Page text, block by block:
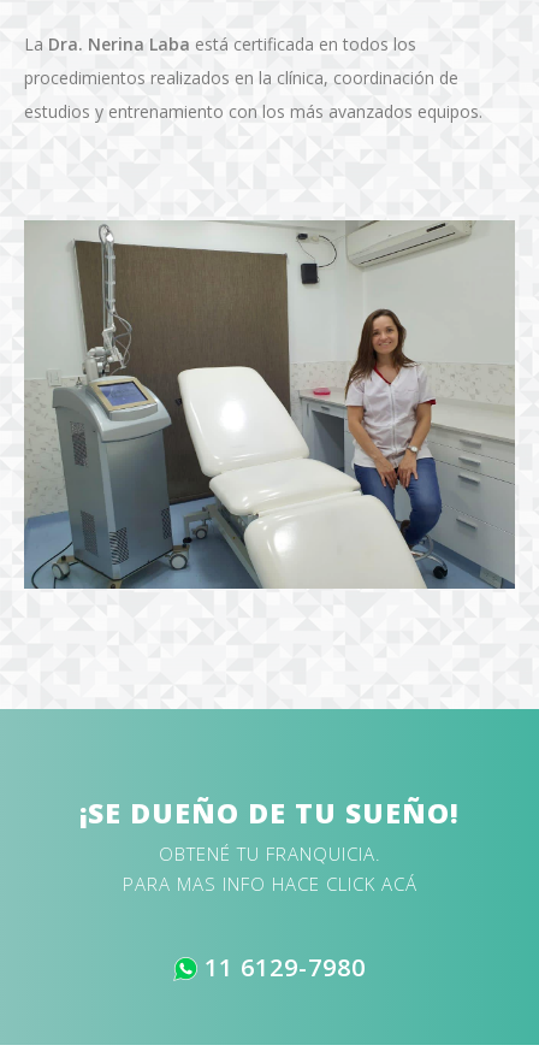
La Dra. Nerina Laba está certificada en todos los
procedimientos realizados en la clínica, coordinación de
estudios y entrenamiento con los más avanzados equipos.
¡SE DUEÑO DE TU SUEÑO!
OBTENÉ TU FRANQUICIA.
PARA MAS INFO HACE CLICK ACÁ
11 6129-7980